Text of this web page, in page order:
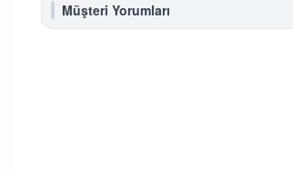
Müşteri Yorumları